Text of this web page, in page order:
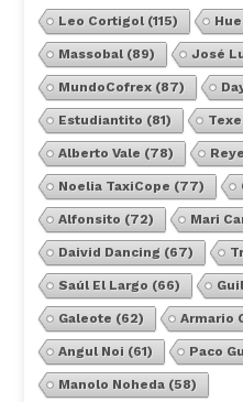
Leo Cortigol(115)
Massobal(89) José
MundoCofrex(87)
Estudiantito (81)
Alberto Vale (78)
Noelia TaxiCope (77)
Alfonsito (72) Mari
Daivid Dancing (67)
Saúl El Largo (66)
Galeote (62) Armario
Angul Noi (61) Paco
Manolo Noheda(58)